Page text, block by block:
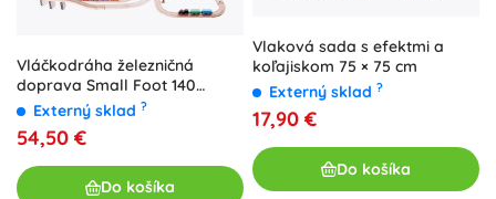
Vláčkodráha železničná
doprava Small Foot 140
dielov
Externý sklad ?
54,50 €
Do košíka
Vlaková sada s efektmi a
koľajiskom 75 × 75 cm
Externý sklad ?
17,90 €
Do košíka